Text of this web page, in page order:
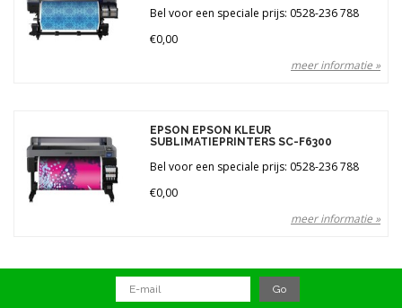
Bel voor een speciale prijs: 0528-236 788
€0,00
meer informatie »
EPSON EPSON KLEUR
SUBLIMATIEPRINTERS SC-F6300
Bel voor een speciale prijs: 0528-236 788
€0,00
meer informatie »